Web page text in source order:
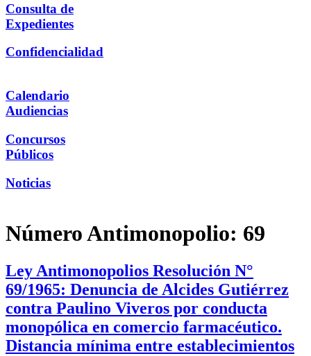
Consulta de
Expedientes
Confidencialidad
Calendario
Audiencias
Concursos
Públicos
Noticias
Número Antimonopolio: 69
Ley Antimonopolios Resolución N°
69/1965: Denuncia de Alcides Gutiérrez
contra Paulino Viveros por conducta
monopólica en comercio farmacéutico.
Distancia mínima entre establecimientos